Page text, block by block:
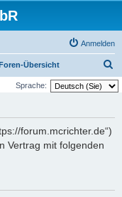
Anmelden
Übersicht
u
Sprache:
forum.mcrichter.de“)
Vertrag mit folgenden